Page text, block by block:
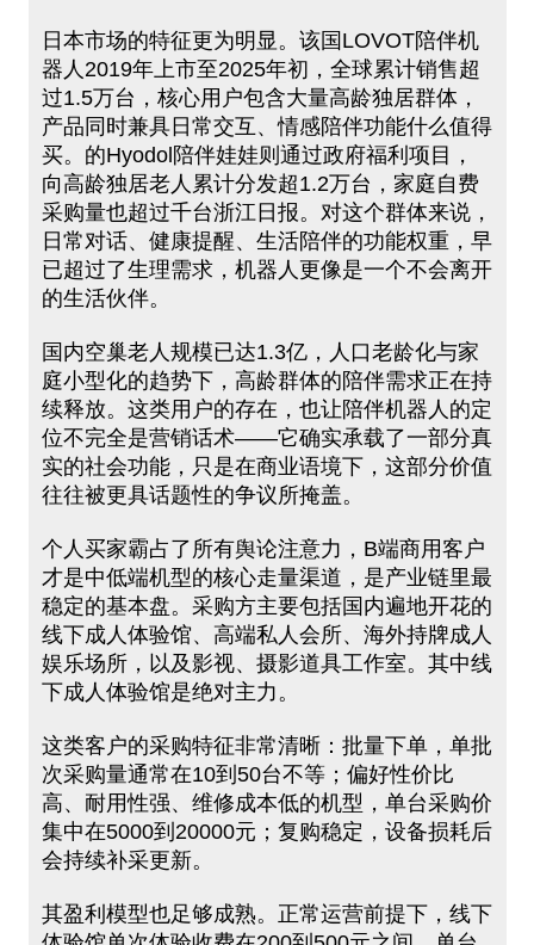
日本市场的特征更为明显。该国LOVOT陪伴机
器人2019年上市至2025年初，全球累计销售超
过1.5万台，核心用户包含大量高龄独居群体，
产品同时兼具日常交互、情感陪伴功能什么值得
买。的Hyodol陪伴娃娃则通过政府福利项目，
向高龄独居老人累计分发超1.2万台，家庭自费
采购量也超过千台浙江日报。对这个群体来说，
日常对话、健康提醒、生活陪伴的功能权重，早
已超过了生理需求，机器人更像是一个不会离开
的生活伙伴。
国内空巢老人规模已达1.3亿，人口老龄化与家
庭小型化的趋势下，高龄群体的陪伴需求正在持
续释放。这类用户的存在，也让陪伴机器人的定
位不完全是营销话术——它确实承载了一部分真
实的社会功能，只是在商业语境下，这部分价值
往往被更具话题性的争议所掩盖。
个人买家霸占了所有舆论注意力，B端商用客户
才是中低端机型的核心走量渠道，是产业链里最
稳定的基本盘。采购方主要包括国内遍地开花的
线下成人体验馆、高端私人会所、海外持牌成人
娱乐场所，以及影视、摄影道具工作室。其中线
下成人体验馆是绝对主力。
这类客户的采购特征非常清晰：批量下单，单批
次采购量通常在10到50台不等；偏好性价比
高、耐用性强、维修成本低的机型，单台采购价
集中在5000到20000元；复购稳定，设备损耗后
会持续补采更新。
其盈利模型也足够成熟。正常运营前提下，线下